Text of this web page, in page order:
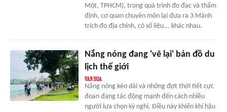
Một, TPHCM), trong quá trình đo đạc và thẩm
định, cơ quan chuyên môn lại đưa ra 3 Mảnh
trích đo địa chính, có số liệu... khác nhau.
Nắng nóng đang 'vẽ lại' bản đồ du
lịch thế giới
Nắng nóng kéo dài và những đợt thời tiết cực
đoan đang tác động mạnh đến cách nhiều
người lựa chọn kỳ nghỉ. Điều này khiến khí hậu